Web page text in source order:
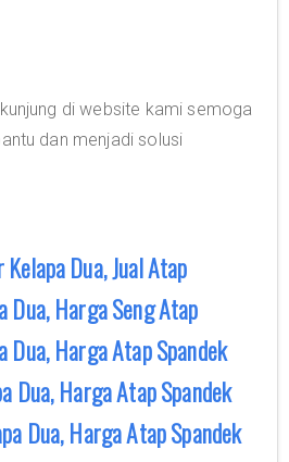
di website kami semoga
dan menjadi solusi
Dua, Jual Atap
Dua, Harga Seng Atap
Dua, Harga Atap Spandek
Dua, Harga Atap Spandek
Dua, Harga Atap Spandek